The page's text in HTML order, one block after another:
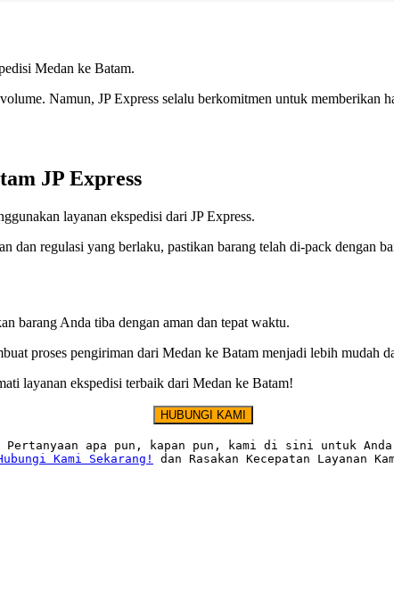
Medan ke Batam.
Namun, JP Express selalu berkomitmen untuk memberikan
JP Express
layanan ekspedisi dari JP Express.
dan regulasi yang berlaku, pastikan barang telah di-pack dengan
barang Anda tiba dengan aman dan tepat waktu.
proses pengiriman dari Medan ke Batam menjadi lebih mudah
layanan ekspedisi terbaik dari Medan ke Batam!
HUBUNGI KAMI
Kami Sekarang!
dan Rasakan Kecepatan Layanan